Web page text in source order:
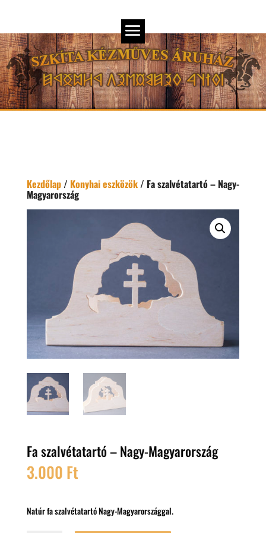
Kezdőlap/ Konyhai eszközök/ Fa szalvétatartó – Nagy-
Magyarország
Fa szalvétatartó – Nagy-Magyarország
3.000 Ft
Natúr fa szalvétatartó Nagy-Magyarországgal.